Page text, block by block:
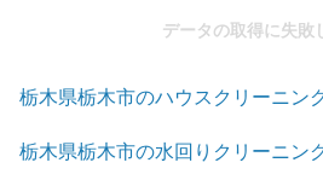
データの取得に失敗
栃木県栃木市のハウスクリーニン
栃木県栃木市の水回りクリーニン